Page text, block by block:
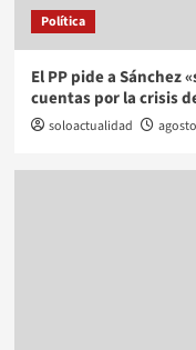
Política
El PP pide a Sánchez
cuentas por la crisis
soloactualidad